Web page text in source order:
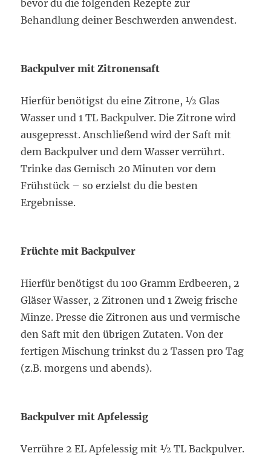
bevor du die folgenden Rezepte zur
Behandlung deiner Beschwerden anwendest.
Backpulver mit Zitronensaft
Hierfür benötigst du eine Zitrone, ½ Glas
Wasser und 1 TL Backpulver. Die Zitrone wird
ausgepresst. Anschließend wird der Saft mit
dem Backpulver und dem Wasser verrührt.
Trinke das Gemisch 20 Minuten vor dem
Frühstück – so erzielst du die besten
Ergebnisse.
Früchte mit Backpulver
Hierfür benötigst du 100 Gramm Erdbeeren, 2
Gläser Wasser, 2 Zitronen und 1 Zweig frische
Minze. Presse die Zitronen aus und vermische
den Saft mit den übrigen Zutaten. Von der
fertigen Mischung trinkst du 2 Tassen pro Tag
(z.B. morgens und abends).
Backpulver mit Apfelessig
Verrühre 2 EL Apfelessig mit ½ TL Backpulver.